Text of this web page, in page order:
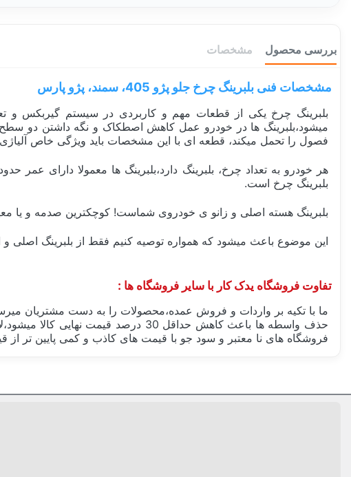
بررسی محصول مشخصات
مشخصات فنی بلبرینگ چرخ جلو پژو 405، سمند، پژو پارس
بلبرینگ چرخ یکی از قطعات مهم و کاربردی در سیستم گیربکس و
فصول را تحمل میکند، قطعه ای با این مشخصات باید ویژگی خاص
بلبرینگ چرخ است.
بلبرینگ هسته اصلی و زانو ی خودروی شماست! کوچکترین صدمه و یا
این موضوع باعث میشود که همواره توصیه کنیم فقط از بلبرینگ اصلی و
تفاوت فروشگاه یدک کار با سایر فروشگاه ها :
ما با تکیه بر واردات و فروش عمده،محصولات را به دست مشتریان
حذف واسطه ها باعث کاهش حداقل 30
فروشگاه های نا معتبر و سود جو با قیمت های کاذب و کمی پایین تر از